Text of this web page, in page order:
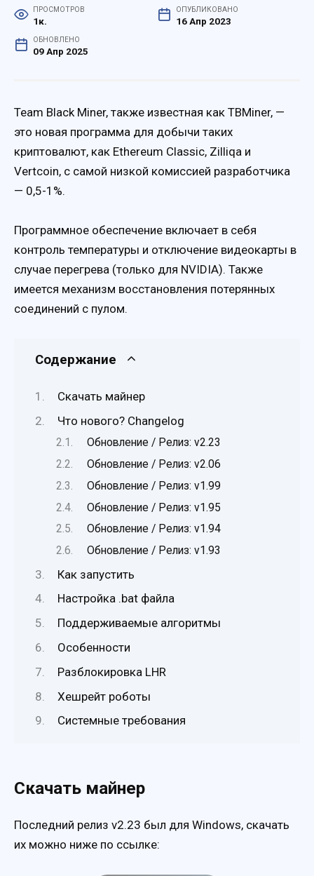
ПРОСМОТРОВ
1к.
ОПУБЛИКОВАНО
16 Апр 2023
ОБНОВЛЕНО
09 Апр 2025
Team Black Miner, также известная как TBMiner, —
это новая программа для добычи таких
криптовалют, как Ethereum Classic, Zilliqa и
Vertcoin, с самой низкой комиссией разработчика
— 0,5-1%.
Программное обеспечение включает в себя
контроль температуры и отключение видеокарты в
случае перегрева (только для NVIDIA). Также
имеется механизм восстановления потерянных
соединений с пулом.
Содержание
Скачать майнер
Что нового? Changelog
Обновление / Релиз: v2.23
Обновление / Релиз: v2.06
Обновление / Релиз: v1.99
Обновление / Релиз: v1.95
Обновление / Релиз: v1.94
Обновление / Релиз: v1.93
Как запустить
Настройка .bat файла
Поддерживаемые алгоритмы
Особенности
Разблокировка LHR
Хешрейт роботы
Системные требования
Скачать майнер
Последний релиз v2.23 был для Windows, скачать
их можно ниже по ссылке: